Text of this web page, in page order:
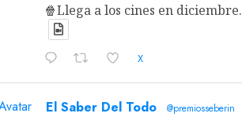
🍿Llega a los cines en diciembre.
X
El Saber Del Todo @premiosseberin